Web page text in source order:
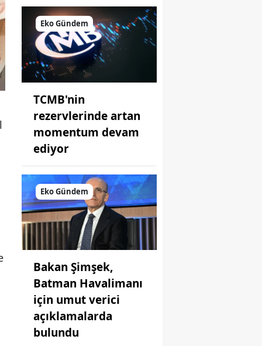
Eko Gündem
TCMB'nin
rezervlerinde artan
momentum devam
ediyor
Eko Gündem
Bakan Şimşek,
Batman Havalimanı
için umut verici
açıklamalarda
bulundu